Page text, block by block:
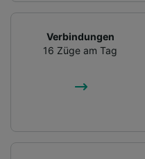
Verbindungen
16 Züge am Tag